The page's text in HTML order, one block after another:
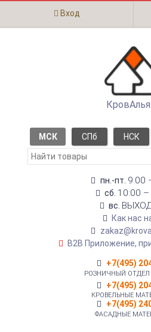
Вход
МСК СПб НСК
пн.-пт. 9:00
сб. 10:00 –
вс.
Как нас
B2B Приложение,
+7(495)
РОЗНИЧНЫЙ ОТДЕЛ
+7(495)
КРОВЕЛЬНЫЕ
+7(495)
ФАСАДНЫЕ